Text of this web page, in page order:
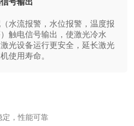
水流报警，水位报警，温度报
触电信号输出，使激光冷水
光设备运行更安全，延长激光
使用寿命。
定，性能可靠